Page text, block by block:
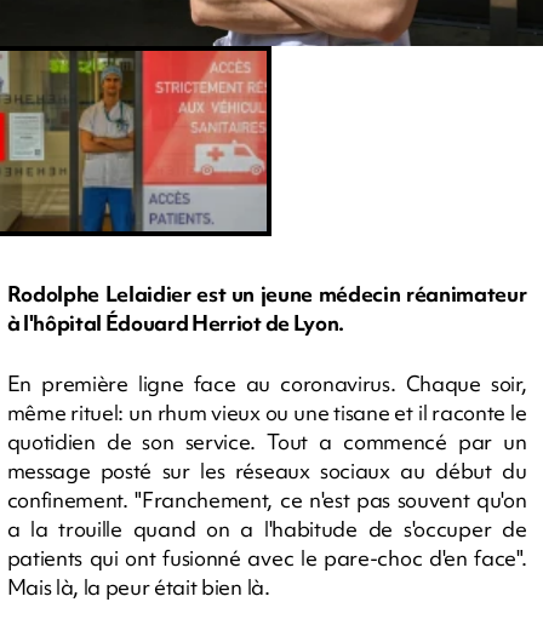
Rodolphe Lelaidier est un jeune médecin réanimateur
à l'hôpital Édouard Herriot de Lyon.
En première ligne face au coronavirus. Chaque soir,
même rituel: un rhum vieux ou une tisane et il raconte le
quotidien de son service. Tout a commencé par un
message posté sur les réseaux sociaux au début du
confinement. "Franchement, ce n'est pas souvent qu'on
a la trouille quand on a l'habitude de s'occuper de
patients qui ont fusionné avec le pare-choc d'en face".
Mais là, la peur était bien là.